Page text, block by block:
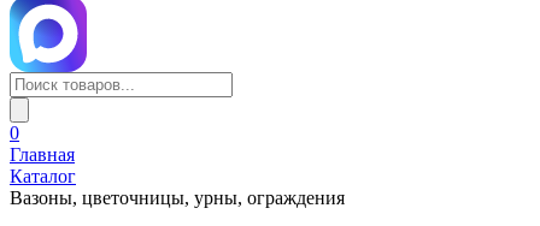
0
Главная
Каталог
Вазоны, цветочницы, урны, ограждения